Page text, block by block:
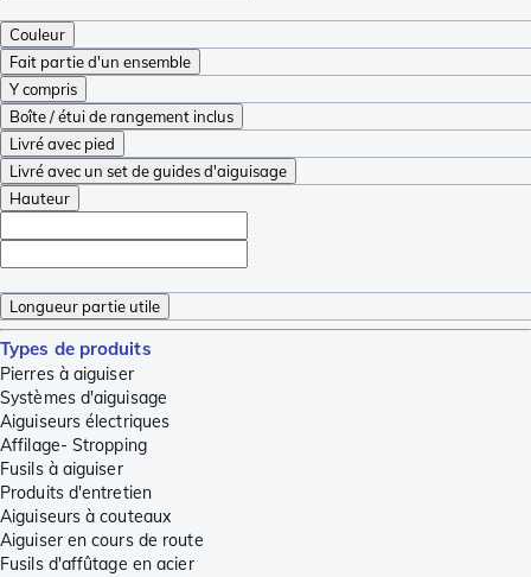
Couleur
Fait partie d'un ensemble
Y compris
Boîte / étui de rangement inclus
Livré avec pied
Livré avec un set de guides d'aiguisage
Hauteur
Longueur partie utile
Types de produits
Pierres à aiguiser
Systèmes d'aiguisage
Aiguiseurs électriques
Affilage- Stropping
Fusils à aiguiser
Produits d'entretien
Aiguiseurs à couteaux
Aiguiser en cours de route
Fusils d'affûtage en acier